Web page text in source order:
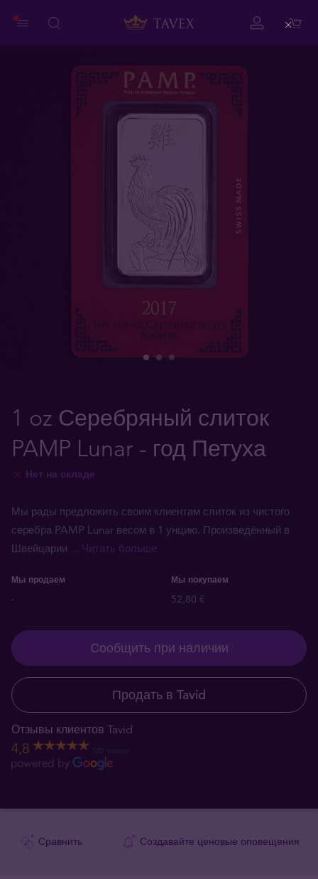
1 oz Серебряный слиток
PAMP Lunar - год Петуха
Нет на складе
Мы рады предложить своим клиентам слиток из чистого
серебра PAMP Lunar весом в 1 унцию. Произведённый в
Швейцарии ... Читать больше
Мы продаем Мы покупаем
- 52,80 €
Сообщить при наличии
Продать в Tavid
Отзывы клиентов Tavid
4,8
Сравнить Создавайте ценовые оповещения
Close